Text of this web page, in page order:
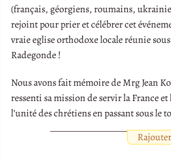
(français, géorgiens, roumains,
rejoint pour prier et célébrer cet
vraie eglise orthodoxe locale réunie
Radegonde !
Nous avons fait mémoire de Mrg Jean
ressenti sa mission de servir la France
l’unité des chrétiens en passant sous le